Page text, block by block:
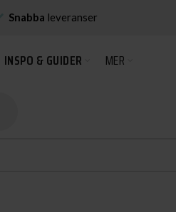
INSPO & GUIDER MER
Snabba leveranser